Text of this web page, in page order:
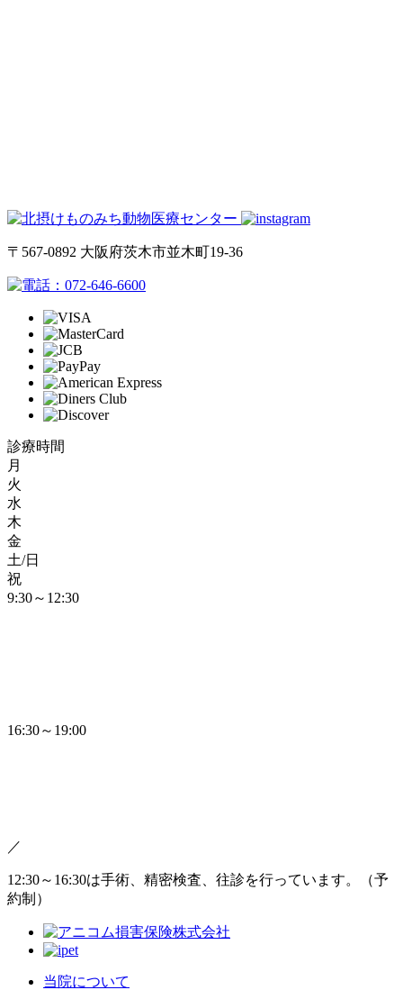
〒567-0892 大阪府茨木市並木町19-36
072-646-6600
診療時間
月
火
水
木
金
土/日
祝
9:30～12:30
16:30～19:00
／
12:30～16:30は手術、精密検査、往診を行っています。（予
約制）
当院について